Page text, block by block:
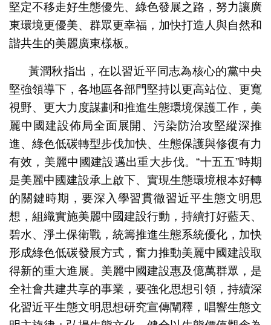
堅定不移走好生態優先、綠色發展之路，努力讓廣
東環境更優美、群眾更幸福，加快打造人與自然和
諧共生的美麗廣東樣板。
黃潤秋指出，在以習近平同志為核心的黨中央
堅強領導下，各地區各部門堅持以更高站位、更寬
視野、更大力度謀劃和推進生態環境保護工作，美
麗中國建設佈局全面展開、污染防治攻堅縱深推
進、綠色低碳轉型步伐加快、生態保護與修復有力
有效，美麗中國建設邁出重大步伐。“十五五”時期
是美麗中國建設承上啟下、實現生態環境根本好轉
的關鍵時期，要深入學習貫徹習近平生態文明思
想，組織實施美麗中國建設行動，持續打好藍天、
碧水、淨土保衛戰，統籌推進生態系統優化，加快
形成綠色低碳發展方式，奮力推動美麗中國建設取
得新的重大進展。美麗中國建設惠及億萬群眾，是
全社會共建共享的事業，要強化思想引領，持續深
化習近平生態文明思想研究宣傳闡釋，唱響生態文